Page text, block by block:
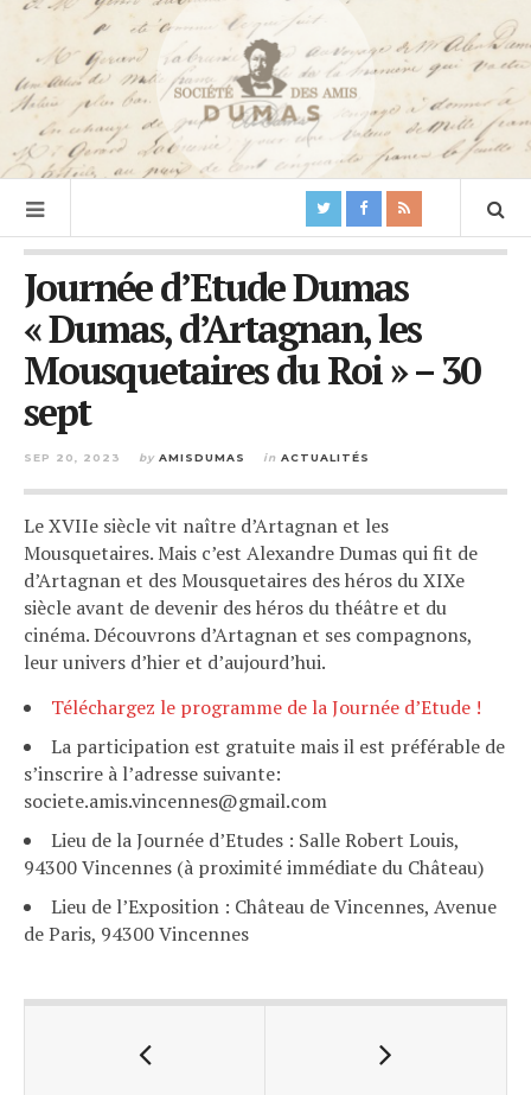
Journée d’Etude Dumas
« Dumas, d’Artagnan, les
Mousquetaires du Roi » – 30
sept
SEP 20, 2023 by AMISDUMAS in ACTUALITÉS
Le XVIIe siècle vit naître d’Artagnan et les
Mousquetaires. Mais c’est Alexandre Dumas qui fit de
d’Artagnan et des Mousquetaires des héros du XIXe
siècle avant de devenir des héros du théâtre et du
cinéma. Découvrons d’Artagnan et ses compagnons,
leur univers d’hier et d’aujourd’hui.
Téléchargez le programme de la Journée d’Etude !
La participation est gratuite mais il est préférable de
s’inscrire à l’adresse suivante:
societe.amis.vincennes@gmail.com
Lieu de la Journée d’Etudes : Salle Robert Louis,
94300 Vincennes (à proximité immédiate du Château)
Lieu de l’Exposition : Château de Vincennes, Avenue
de Paris, 94300 Vincennes